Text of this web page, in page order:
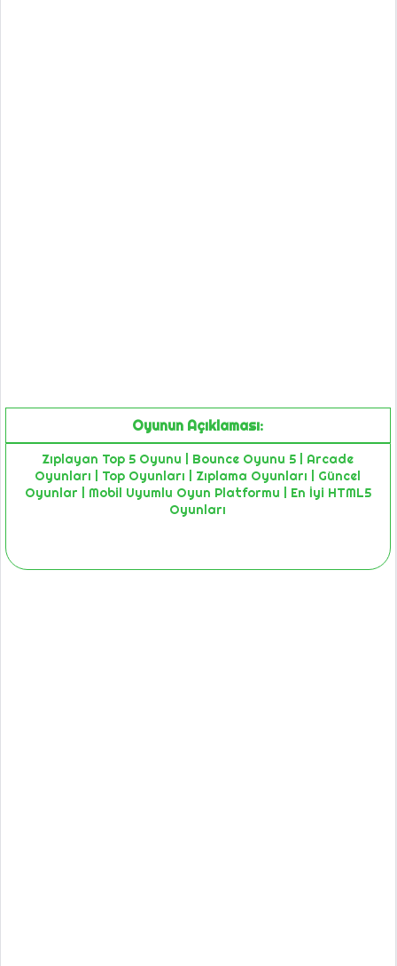
Oyunun Açıklaması:
Zıplayan Top 5 Oyunu | Bounce Oyunu 5 | Arcade
Oyunları | Top Oyunları | Zıplama Oyunları | Güncel
Oyunlar | Mobil Uyumlu Oyun Platformu | En İyi HTML5
Oyunları